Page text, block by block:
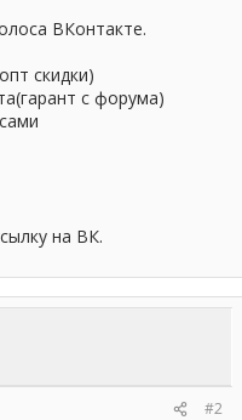
ВКонтакте.
скидки)
с форума)
на ВК.
#2